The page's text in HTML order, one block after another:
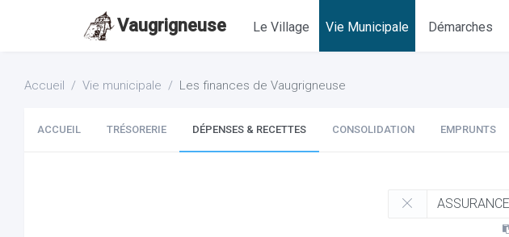
Vaugrigneuse Le Village Vie Municipale Démarches
Accueil Vie municipale Les finances de Vaugrigneuse
ACCUEIL TRÉSORERIE DÉPENSES & RECETTES CONSOLIDATION EMPRUNTS